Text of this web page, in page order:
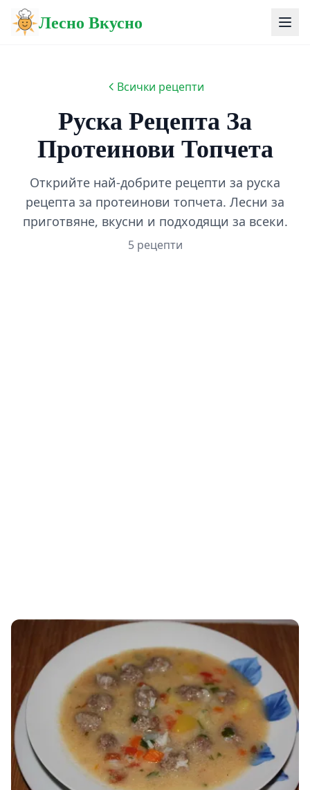
Лесно Вкусно
Всички рецепти
Руска Рецепта За
Протеинови Топчета
Открийте най-добрите рецепти за руска
рецепта за протеинови топчета. Лесни за
приготвяне, вкусни и подходящи за всеки.
5 рецепти